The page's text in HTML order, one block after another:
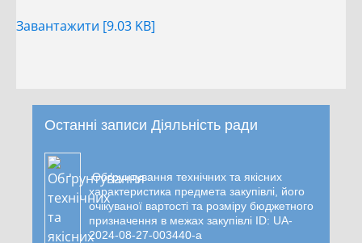
Завантажити [9.03 KB]
Останні записи Діяльність ради
Обґрунтування технічних та якісних
характеристика предмета закупівлі, його
очікуваної вартості та розміру бюджетного
призначення в межах закупівлі ID: UA-
2024-08-27-003440-a